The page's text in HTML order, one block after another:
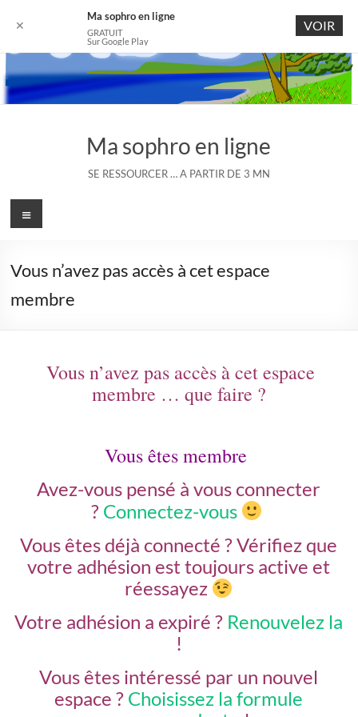
Aller
au
contenu
Ma sophro en ligne
SE RESSOURCER … A PARTIR DE 3 MN
Menu
Vous n’avez pas accès à cet espace
membre
Vous n’avez pas accès à cet espace
membre … que faire ?
Vous êtes membre
Avez-vous pensé à vous connecter
? Connectez-vous
Vous êtes déjà connecté ?Vérifiez que
votre adhésion est toujours active et
réessayez
Votre adhésion a expiré ? Renouvelez la
!
Vous êtes intéressé par un nouvel
espace ? Choisissez la formule
✕
Ma sophro en ligne
GRATUIT
Sur Google Play
VOIR